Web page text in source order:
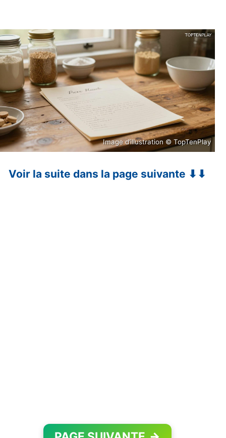
Image d’illustration © TopTenPlay
Voir la suite dans la page suivante ⬇⬇